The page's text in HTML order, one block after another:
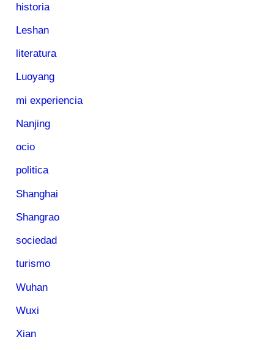
historia
Leshan
literatura
Luoyang
mi experiencia
Nanjing
ocio
politica
Shanghai
Shangrao
sociedad
turismo
Wuhan
Wuxi
Xian